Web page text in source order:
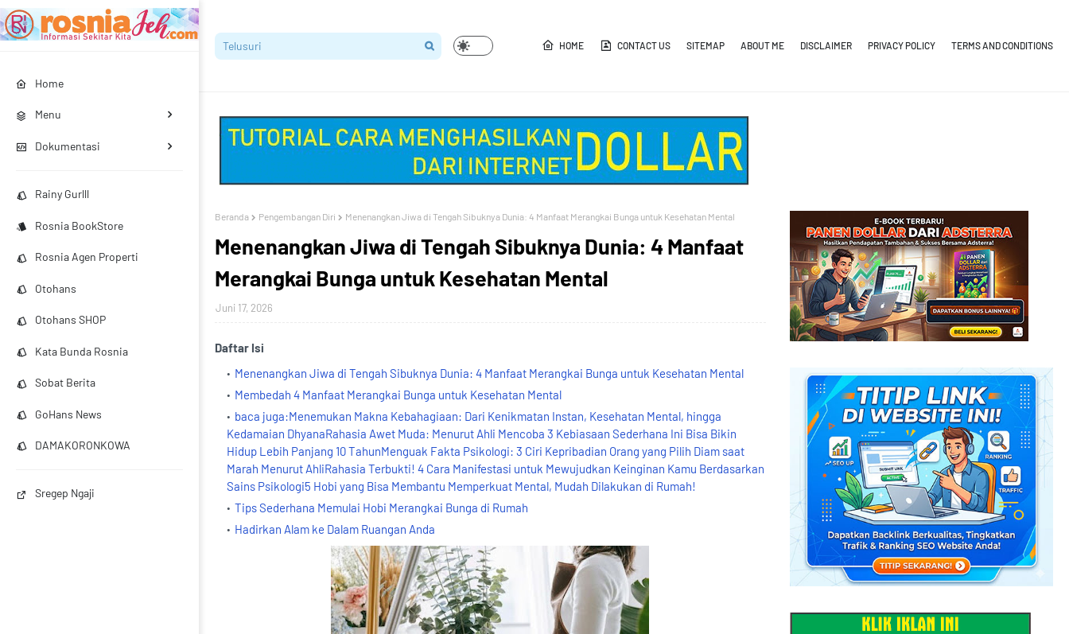
Home
Menu
Dokumentasi
Rainy Gurlll
Rosnia BookStore
Rosnia Agen Properti
Otohans
Otohans SHOP
Kata Bunda Rosnia
Sobat Berita
GoHans News
DAMAKORONKOWA
Sregep Ngaji
HOME CONTACT US SITEMAP ABOUT ME DISCLAIMER PRIVACY POLICY TERMS AND CONDITIONS
Beranda Pengembangan Diri Menenangkan Jiwa di Tengah Sibuknya Dunia: 4 Manfaat Merangkai Bunga untuk Kesehatan Mental
Menenangkan Jiwa di Tengah Sibuknya Dunia: 4 Manfaat
Merangkai Bunga untuk Kesehatan Mental
Juni 17, 2026
Daftar Isi
Menenangkan Jiwa di Tengah Sibuknya Dunia: 4 Manfaat Merangkai Bunga untuk Kesehatan Mental
Membedah 4 Manfaat Merangkai Bunga untuk Kesehatan Mental
baca juga:Menemukan Makna Kebahagiaan: Dari Kenikmatan Instan, Kesehatan Mental, hingga
Kedamaian DhyanaRahasia Awet Muda: Menurut Ahli Mencoba 3 Kebiasaan Sederhana Ini Bisa Bikin
Hidup Lebih Panjang 10 TahunMenguak Fakta Psikologi: 3 Ciri Kepribadian Orang yang Pilih Diam saat
Marah Menurut AhliRahasia Terbukti! 4 Cara Manifestasi untuk Mewujudkan Keinginan Kamu Berdasarkan
Sains Psikologi5 Hobi yang Bisa Membantu Memperkuat Mental, Mudah Dilakukan di Rumah!
Tips Sederhana Memulai Hobi Merangkai Bunga di Rumah
Hadirkan Alam ke Dalam Ruangan Anda